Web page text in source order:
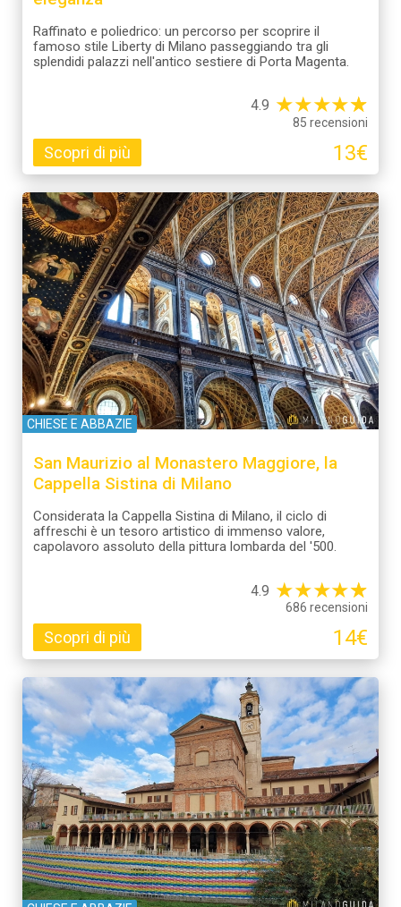
Raffinato e poliedrico: un percorso per scoprire il
famoso stile Liberty di Milano passeggiando tra gli
splendidi palazzi nell'antico sestiere di Porta Magenta.
4.9 ★★★★☆
★
85 recensioni
Scopri di più 13€
CHIESE E ABBAZIE
San Maurizio al Monastero Maggiore, la
Cappella Sistina di Milano
Considerata la Cappella Sistina di Milano, il ciclo di
affreschi è un tesoro artistico di immenso valore,
capolavoro assoluto della pittura lombarda del '500.
4.9 ★★★★☆
★
686 recensioni
Scopri di più 14€